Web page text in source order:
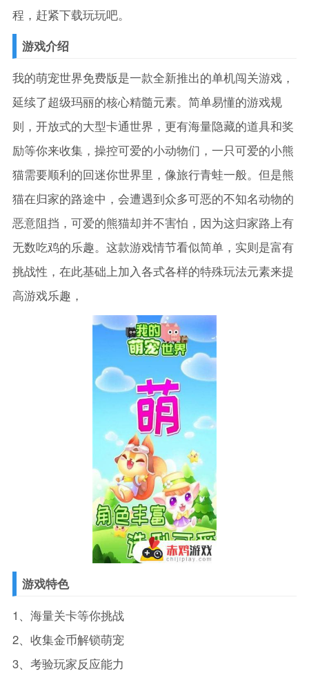
程，赶紧下载玩玩吧。
游戏介绍
我的萌宠世界免费版是一款全新推出的单机闯关游戏，
延续了超级玛丽的核心精髓元素。简单易懂的游戏规
则，开放式的大型卡通世界，更有海量隐藏的道具和奖
励等你来收集，操控可爱的小动物们，一只可爱的小熊
猫需要顺利的回迷你世界里，像旅行青蛙一般。但是熊
猫在归家的路途中，会遭遇到众多可恶的不知名动物的
恶意阻挡，可爱的熊猫却并不害怕，因为这归家路上有
无数吃鸡的乐趣。这款游戏情节看似简单，实则是富有
挑战性，在此基础上加入各式各样的特殊玩法元素来提
高游戏乐趣，
游戏特色
1、海量关卡等你挑战
2、收集金币解锁萌宠
3、考验玩家反应能力